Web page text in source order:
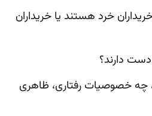
خرد هستند یا خریداران
دست دارند؟
چه خصوصیات رفتاری، ظاهری